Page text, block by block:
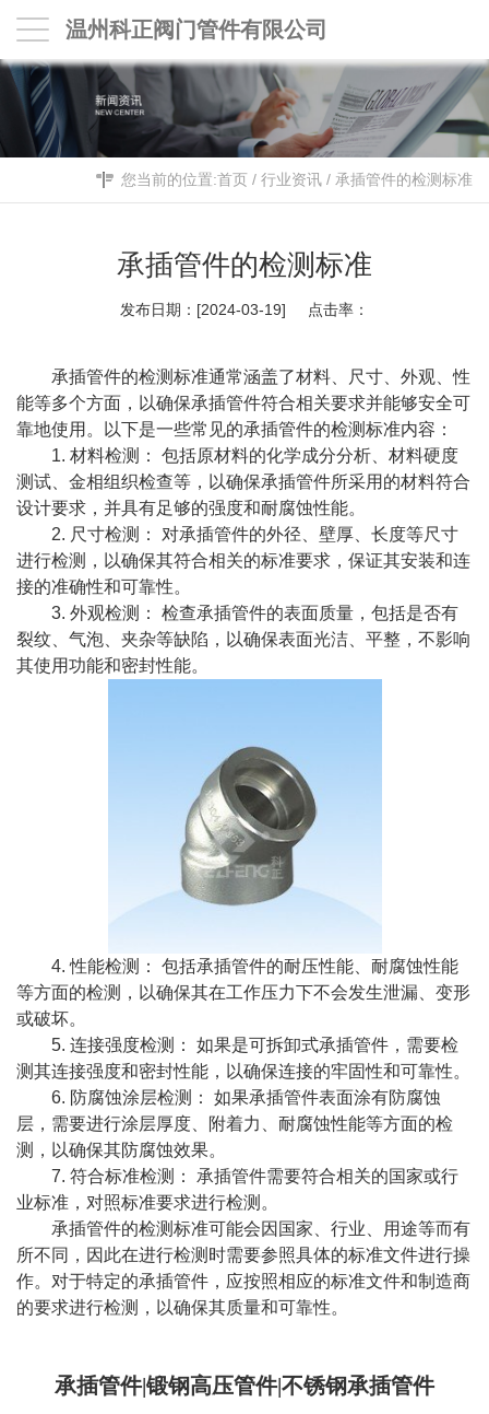
温州科正阀门管件有限公司
您当前的位置:首页 / 行业资讯 / 承插管件的检测标准
承插管件的检测标准
发布日期：[2024-03-19] 点击率：
承插管件的检测标准通常涵盖了材料、尺寸、外观、性
能等多个方面，以确保承插管件符合相关要求并能够安全可
靠地使用。以下是一些常见的承插管件的检测标准内容：
1. 材料检测： 包括原材料的化学成分分析、材料硬度
测试、金相组织检查等，以确保承插管件所采用的材料符合
设计要求，并具有足够的强度和耐腐蚀性能。
2. 尺寸检测： 对承插管件的外径、壁厚、长度等尺寸
进行检测，以确保其符合相关的标准要求，保证其安装和连
接的准确性和可靠性。
3. 外观检测： 检查承插管件的表面质量，包括是否有
裂纹、气泡、夹杂等缺陷，以确保表面光洁、平整，不影响
其使用功能和密封性能。
4. 性能检测： 包括承插管件的耐压性能、耐腐蚀性能
等方面的检测，以确保其在工作压力下不会发生泄漏、变形
或破坏。
5. 连接强度检测： 如果是可拆卸式承插管件，需要检
测其连接强度和密封性能，以确保连接的牢固性和可靠性。
6. 防腐蚀涂层检测： 如果承插管件表面涂有防腐蚀
层，需要进行涂层厚度、附着力、耐腐蚀性能等方面的检
测，以确保其防腐蚀效果。
7. 符合标准检测： 承插管件需要符合相关的国家或行
业标准，对照标准要求进行检测。
承插管件的检测标准可能会因国家、行业、用途等而有
所不同，因此在进行检测时需要参照具体的标准文件进行操
作。对于特定的承插管件，应按照相应的标准文件和制造商
的要求进行检测，以确保其质量和可靠性。
承插管件|锻钢高压管件|不锈钢承插管件